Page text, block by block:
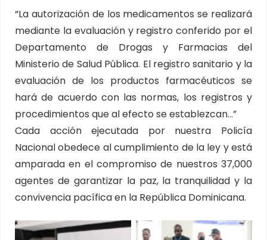
“La autorización de los medicamentos se realizará
mediante la evaluación y registro conferido por el
Departamento de Drogas y Farmacias del
Ministerio de Salud Pública. El registro sanitario y la
evaluación de los productos farmacéuticos se
hará de acuerdo con las normas, los registros y
procedimientos que al efecto se establezcan…”
Cada acción ejecutada por nuestra Policía
Nacional obedece al cumplimiento de la ley y está
amparada en el compromiso de nuestros 37,000
agentes de garantizar la paz, la tranquilidad y la
convivencia pacífica en la República Dominicana.